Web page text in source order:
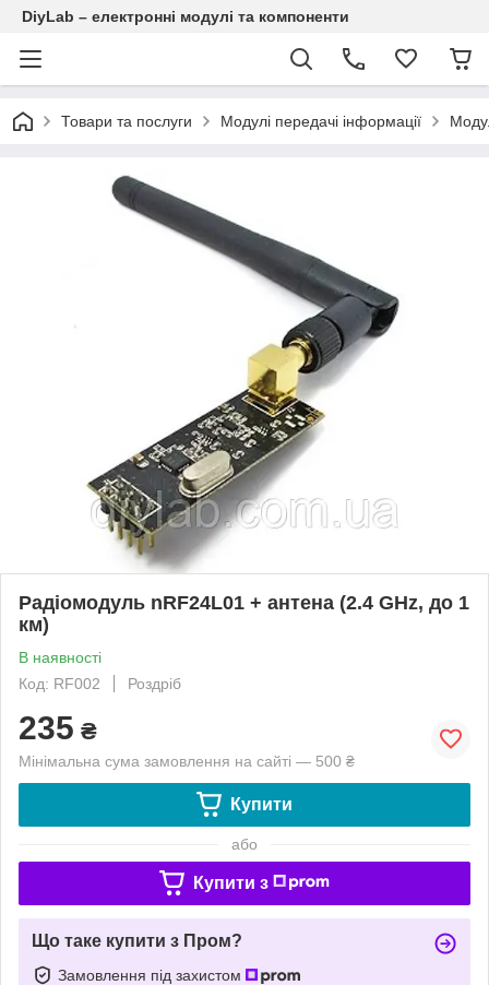
DiyLab – електронні модулі та компоненти
Товари та послуги Модулі передачі інформації
Радіомодуль nRF24L01 + антена (2.4 GHz, до 1
км)
В наявності
Код: RF002
Роздріб
235 ₴
Мінімальна сума замовлення на сайті — 500 ₴
Купити
або
Купити з
Що таке купити з Пром?
Замовлення під захистом